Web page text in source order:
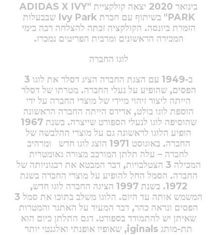
בינואר 2020 יצאה קולקציית "ADIDAS X IVY
PARK"
בשיתוף עם חברת Ivy Park
שבבעלות
הזמרת ביונסה. הקולקציה זכתה להצלחה רבה בימי
המכירה הראשונים ומרבית הפריטים נמכרו.
לוגו החברה
ב-1949 עם הצגת החברה הציג דסלר את לוגו 3
הפסים, שהופיע על נעלי החברה. מטרתו של דסלר
הייתה ליצור זיהוי מיידי של מוצרי החברה על ידי
הוספת לוגו בולט, אדידס הייתה החברה הראשונה
שהוסיפה לוגו לנעלי הספורט שייצרה. בשנת 1967
הופיע הלוגו לראשונה גם על מוצרי ההלבשה של
החברה. באוגוסט 1971 הוצג לוגו חדש
ומרהיב
לחברה – עלה תלתן המורכב מצורה גאומטרית
המכילה 3 הצטלבויות, דבר המבטא את רבגוניותה של
החברה. הסמל החל להופיע על מוצרי החברה בשנת
1972. בשנת 1997 הציגה החברה לוגו חדש,
המשמש אותה עד היום. הלוגו משלב בתוכו את סמל 3
הפסים ונראה כהר, דבר המעיד על האתגר והמטרות
שאיתן יש להתמודד בספורט. דגם התלתן כיום הוא
תת-מותג iginals,
שאופיו אופנתי ואלגנטי יותר